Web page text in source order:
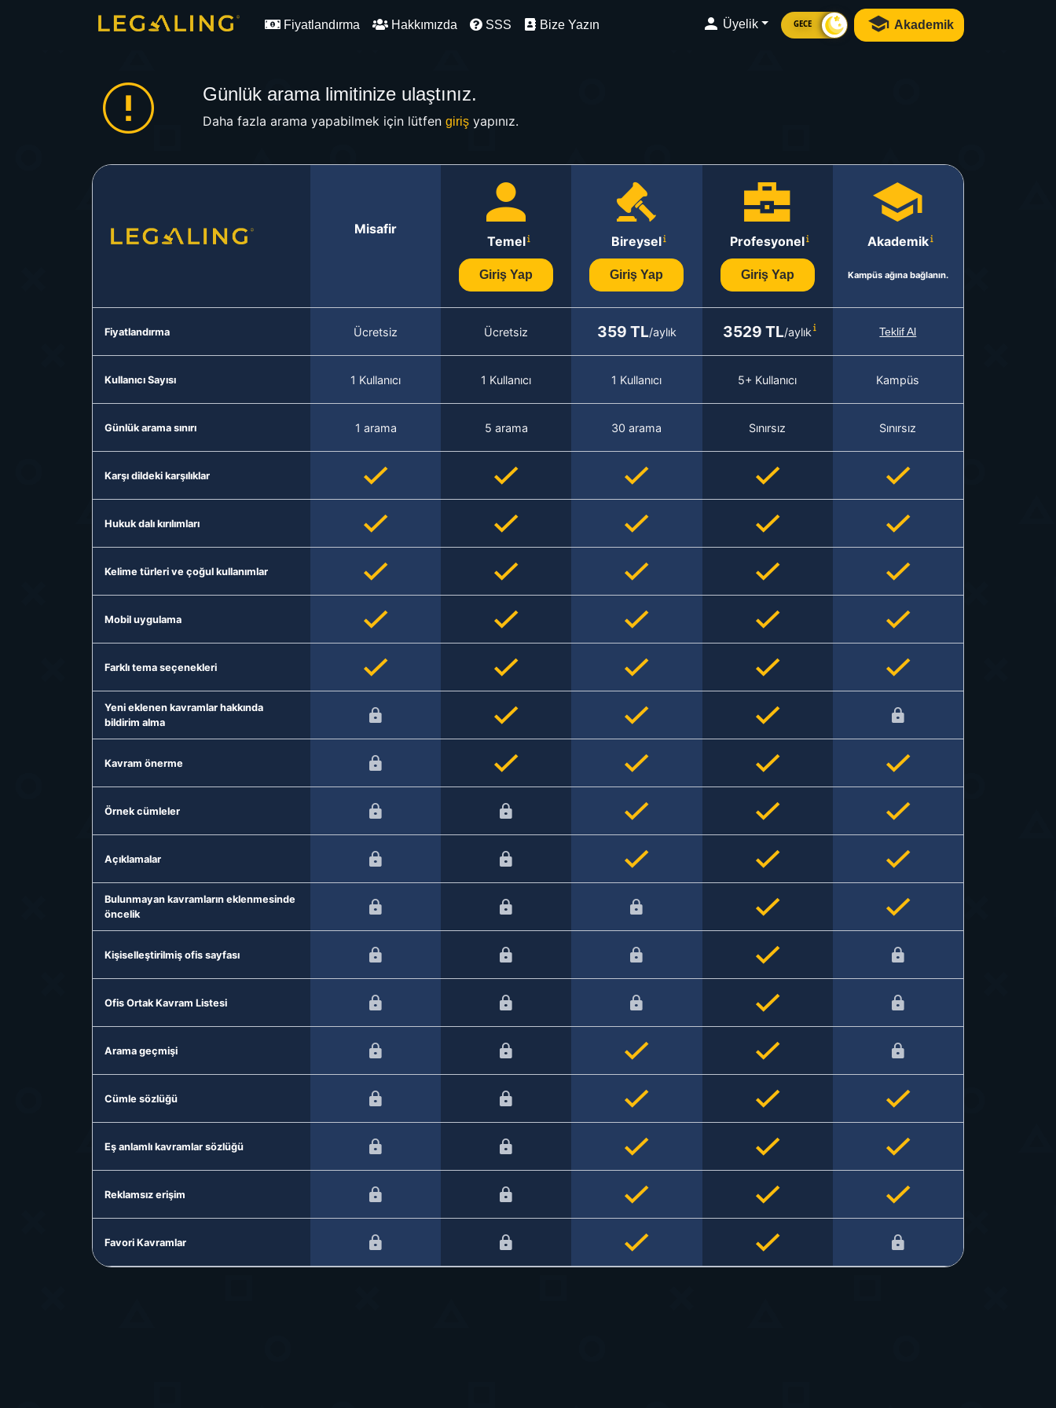
Fiyatlandırma Hakkımızda SSS Bize Yazın Üyelik GECE Akademik
Günlük arama limitinize ulaştınız.
Daha fazla arama yapabilmek için lütfen girişyapınız.
Misafir
Temel
Giriş Yap
Bireysel
Giriş Yap
Profesyonel
Giriş Yap
Akademik
Kampüs ağına bağlanın.
Fiyatlandırma Ücretsiz Ücretsiz 359 TL/aylık 3529 TL/aylık Teklif Al
Kullanıcı Sayısı 1 Kullanıcı 1 Kullanıcı 1 Kullanıcı 5+ Kullanıcı Kampüs
Günlük arama sınırı 1 arama 5 arama 30 arama Sınırsız Sınırsız
Karşı dildeki karşılıklar
Hukuk dalı kırılımları
Kelime türleri ve çoğul kullanımlar
Mobil uygulama
Farklı tema seçenekleri
Yeni eklenen kavramlar hakkında
bildirim alma
Kavram önerme
Örnek cümleler
Açıklamalar
Bulunmayan kavramların eklenmesinde
öncelik
Kişiselleştirilmiş ofis sayfası
Ofis Ortak Kavram Listesi
Arama geçmişi
Cümle sözlüğü
Eş anlamlı kavramlar sözlüğü
Reklamsız erişim
Favori Kavramlar